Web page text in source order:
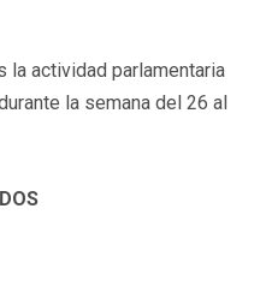
la actividad parlamentaria
la semana del 26 al